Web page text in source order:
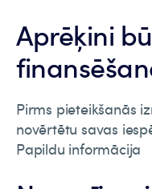
Aprēķini
Pirms pieteikšanās
novērtētu savas
Papildu informācija